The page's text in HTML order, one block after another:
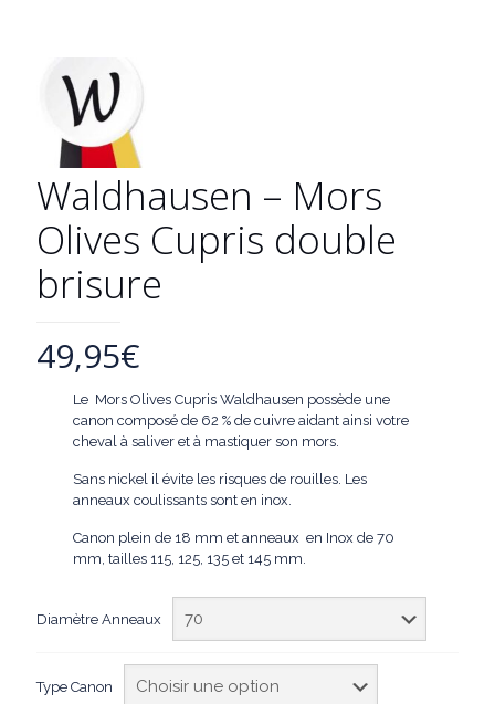
Waldhausen – Mors
Olives Cupris double
brisure
49,95€
Le Mors Olives Cupris Waldhausen possède une
canon composé de 62 % de cuivre aidant ainsi votre
cheval à saliver et à mastiquer son mors.
Sans nickel il évite les risques de rouilles. Les
anneaux coulissants sont en inox.
Canon plein de 18 mm et anneaux en Inox de 70
mm, tailles 115, 125, 135 et 145 mm.
Diamètre Anneaux
Type Canon